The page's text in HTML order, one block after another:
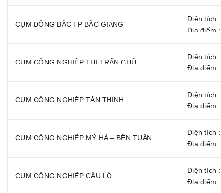
CỤM ĐÔNG BẮC TP BẮC GIANG
Diện tích
Địa điểm :
CỤM CÔNG NGHIỆP THỊ TRẤN CHŨ
Diện tích
Địa điểm
CỤM CÔNG NGHIỆP TÂN THỊNH
Diện tích
Địa điểm
CỤM CÔNG NGHIỆP MỸ HÀ – BẾN TUẦN
Diện tích
Địa điểm
CỤM CÔNG NGHIỆP CẦU LỒ
Diện tích
Điạ điểm